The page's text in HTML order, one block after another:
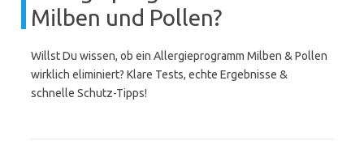
Milben und Pollen?
Willst Du wissen, ob ein Allergieprogramm Milben & Pollen
wirklich eliminiert? Klare Tests, echte Ergebnisse &
schnelle Schutz-Tipps!